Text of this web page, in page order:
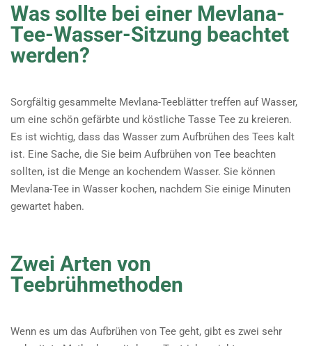
Was sollte bei einer Mevlana-
Tee-Wasser-Sitzung beachtet
werden?
Sorgfältig gesammelte Mevlana-Teeblätter treffen auf Wasser,
um eine schön gefärbte und köstliche Tasse Tee zu kreieren.
Es ist wichtig, dass das Wasser zum Aufbrühen des Tees kalt
ist. Eine Sache, die Sie beim Aufbrühen von Tee beachten
sollten, ist die Menge an kochendem Wasser. Sie können
Mevlana-Tee in Wasser kochen, nachdem Sie einige Minuten
gewartet haben.
Zwei Arten von
Teebrühmethoden
Wenn es um das Aufbrühen von Tee geht, gibt es zwei sehr